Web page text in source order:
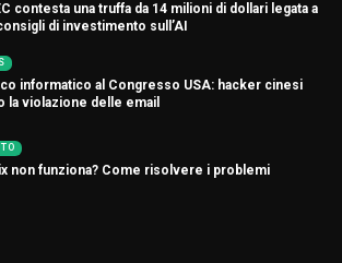
contesta una truffa da 14 milioni di dollari legata a
di investimento sull’AI
informatico al Congresso USA: hacker cinesi
la violazione delle email
non funziona? Come risolvere i problemi